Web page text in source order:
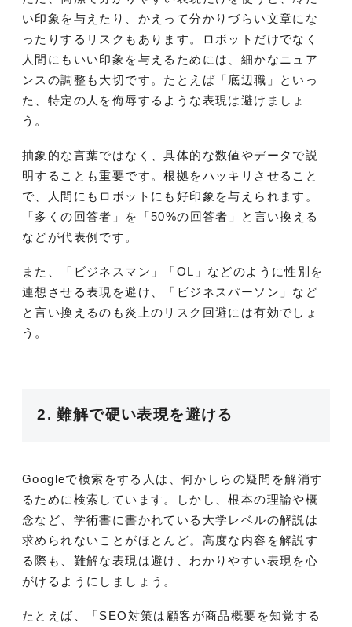
い印象を与えたり、かえって分かりづらい文章にな
ったりするリスクもあります。ロボットだけでなく
人間にもいい印象を与えるためには、細かなニュア
ンスの調整も大切です。たとえば「底辺職」といっ
た、特定の人を侮辱するような表現は避けましょ
う。
抽象的な言葉ではなく、具体的な数値やデータで説
明することも重要です。根拠をハッキリさせること
で、人間にもロボットにも好印象を与えられます。
「多くの回答者」を「50%の回答者」と言い換える
などが代表例です。
また、「ビジネスマン」「OL」などのように性別を
連想させる表現を避け、「ビジネスパーソン」など
と言い換えるのも炎上のリスク回避には有効でしょ
う。
2. 難解で硬い表現を避ける
Googleで検索をする人は、何かしらの疑問を解消す
るために検索しています。しかし、根本の理論や概
念など、学術書に書かれている大学レベルの解説は
求められないことがほとんど。高度な内容を解説す
る際も、難解な表現は避け、わかりやすい表現を心
がけるようにしましょう。
たとえば、「SEO対策は顧客が商品概要を知覚する